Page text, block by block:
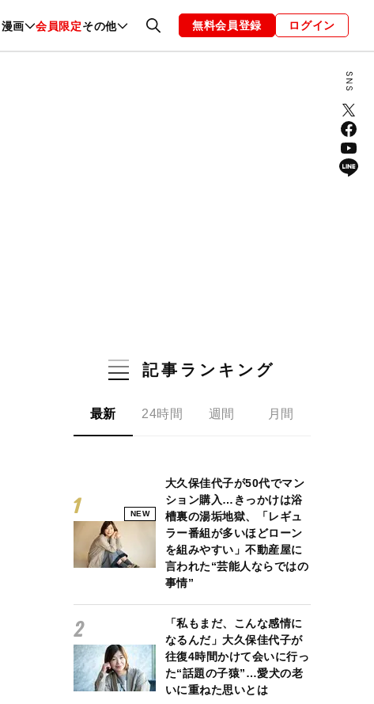
漫画 会員限定その他
ファッション 恋愛・結婚 編集部 お知らせ
無料会員登録 ログイン
記事ランキング
最新 24時間 週間 月間
NEW
大久保佳代子が50代でマン
ション購入…きっかけは浴
槽裏の湯垢地獄、「レギュ
ラー番組が多いほどローン
を組みやすい」不動産屋に
言われた“芸能人ならではの
事情”
「私もまだ、こんな感情に
なるんだ」大久保佳代子が
往復4時間かけて会いに行っ
た“話題の子猿”…愛犬の老
いに重ねた思いとは